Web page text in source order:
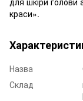
краси».
Назва
Склад